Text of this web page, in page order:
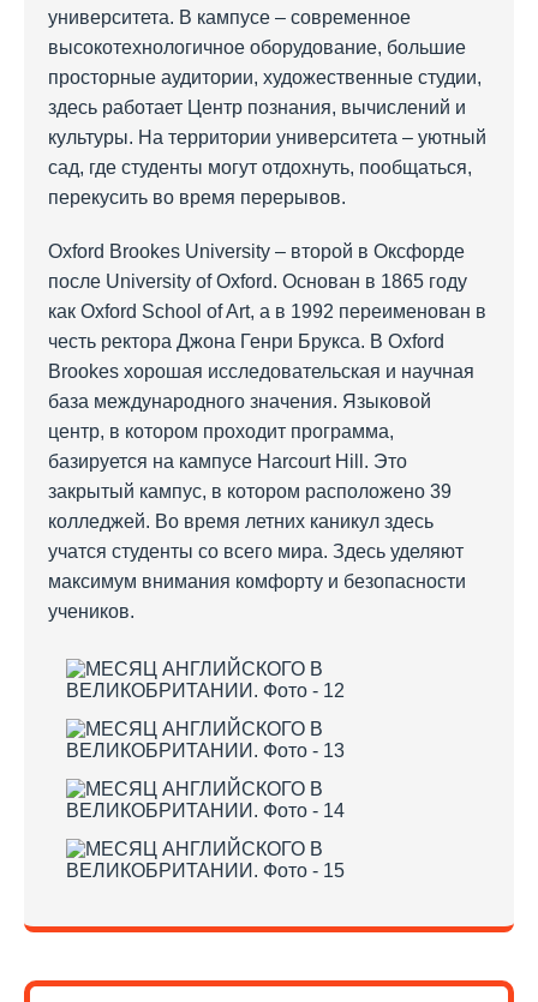
университета. В кампусе – современное
высокотехнологичное оборудование, большие
просторные аудитории, художественные студии,
здесь работает Центр познания, вычислений и
культуры. На территории университета – уютный
сад, где студенты могут отдохнуть, пообщаться,
перекусить во время перерывов.
Oxford Brookes University – второй в Оксфорде
после University of Oxford. Основан в 1865 году
как Oxford School of Art, а в 1992 переименован в
честь ректора Джона Генри Брукса. В Oxford
Brookes хорошая исследовательская и научная
база международного значения. Языковой
центр, в котором проходит программа,
базируется на кампусе Harcourt Hill. Это
закрытый кампус, в котором расположено 39
колледжей. Во время летних каникул здесь
учатся студенты со всего мира. Здесь уделяют
максимум внимания комфорту и безопасности
учеников.